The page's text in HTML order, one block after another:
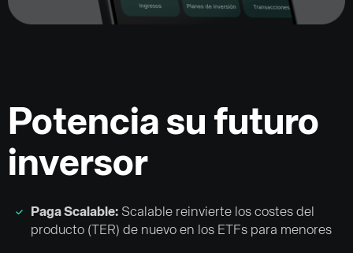
Potencia su futuro
inversor
Paga Scalable: Scalable reinvierte los costes del
producto (TER) de nuevo en los ETFs para menores